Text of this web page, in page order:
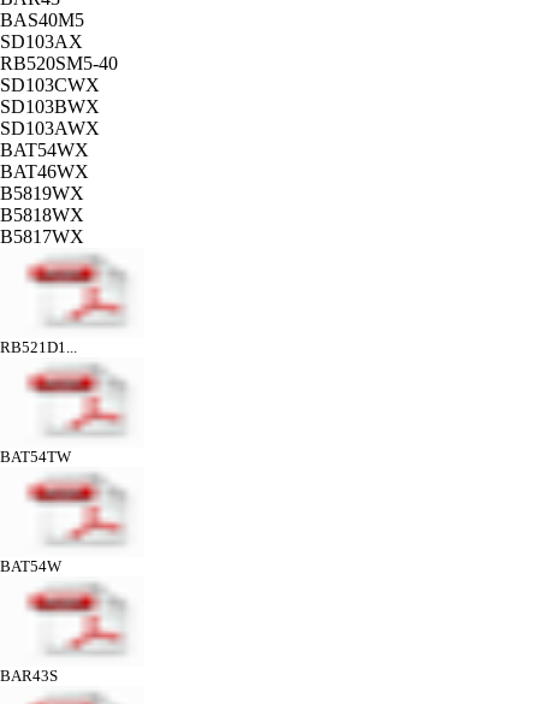
BAS40M5
SD103AX
RB520SM5-40
SD103CWX
SD103BWX
SD103AWX
BAT54WX
BAT46WX
B5819WX
B5818WX
B5817WX
RB521D1...
BAT54TW
BAT54W
BAR43S